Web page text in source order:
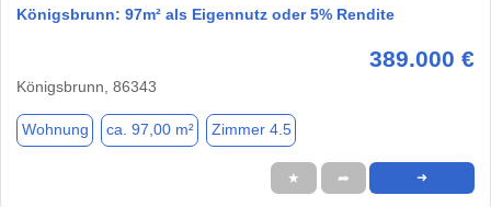
Königsbrunn: 97m² als Eigennutz oder 5% Rendite
389.000 €
Königsbrunn, 86343
Wohnung ca. 97,00 m² Zimmer 4.5
★ ➦ ➜